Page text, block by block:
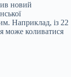
новий
Наприклад, із 22
може коливатися